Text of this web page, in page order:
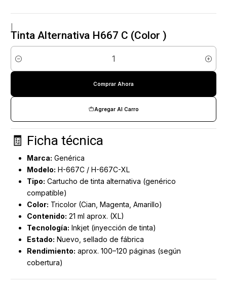
Tinta Alternativa H667 C (Color )
Cantidad
Agregar Al Carro
Comprar Ahora
🧾 Ficha técnica
Marca: Genérica
Modelo: H-667C / H-667C-XL
Tipo: Cartucho de tinta alternativa (genérico
compatible)
Color: Tricolor (Cian, Magenta, Amarillo)
Contenido: 21 ml aprox. (XL)
Tecnología: Inkjet (inyección de tinta)
Estado: Nuevo, sellado de fábrica
Rendimiento: aprox. 100–120 páginas (según
cobertura)